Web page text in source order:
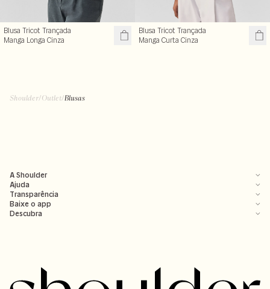
Blusa Tricot Trançada
Manga Longa Cinza
Blusa Tricot Trançada
Manga Curta Cinza
Shoulder/Outlet/Blusas
A Shoulder
Ajuda
Transparência
Baixe o app
Descubra